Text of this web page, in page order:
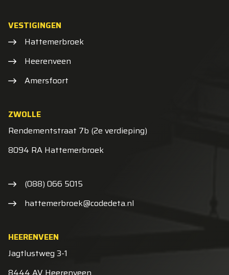
VESTIGINGEN
Hattemerbroek
Heerenveen
Amersfoort
ZWOLLE
Rendementstraat 7b (2e verdieping)
8094 RA Hattemerbroek
(088) 066 5015
hattemerbroek@codedeta.nl
HEERENVEEN
Jagtlustweg 3-1